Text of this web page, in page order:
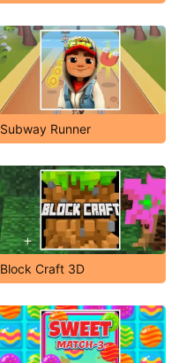
Subway Runner
Block Craft 3D